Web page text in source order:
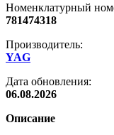
Номенклатурный
781474318
Производитель:
YAG
Дата обновления:
06.08.2026
Описание